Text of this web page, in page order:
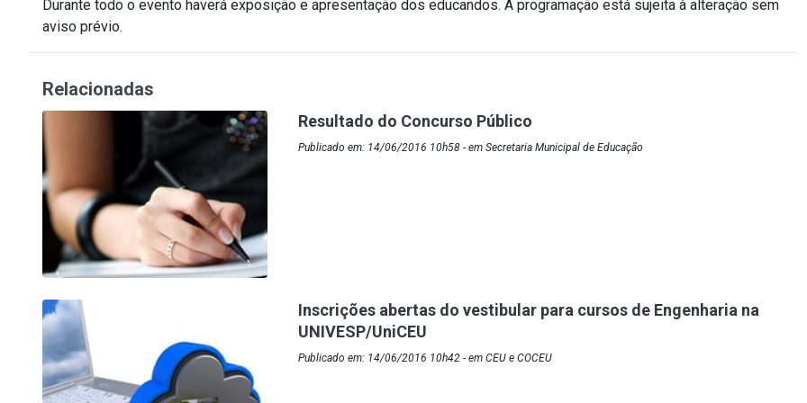
Durante todo o evento haverá exposição e apresentação dos educandos. A programação está sujeita à alteração sem
aviso prévio.
Relacionadas
Resultado do Concurso Público
Publicado em: 14/06/2016 10h58 - em Secretaria Municipal de Educação
Inscrições abertas do vestibular para cursos de Engenharia na
UNIVESP/UniCEU
Publicado em: 14/06/2016 10h42 - em CEU e COCEU